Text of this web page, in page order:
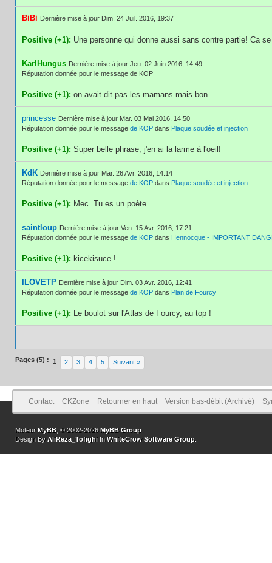
BiBi Dernière mise à jour Dim. 24 Juil. 2016, 19:37
Positive (+1): Une personne qui donne aussi sans contre partie! Ca
KarlHungus Dernière mise à jour Jeu. 02 Juin 2016, 14:49
Réputation donnée pour le message de KOP
Positive (+1): on avait dit pas les mamans mais bon
princesse Dernière mise à jour Mar. 03 Mai 2016, 14:50
Réputation donnée pour le message de KOP dans Plaque soudée et injection
Positive (+1): Super belle phrase, j'en ai la larme à l'oeil!
KdK Dernière mise à jour Mar. 26 Avr. 2016, 14:14
Réputation donnée pour le message de KOP dans Plaque soudée et injection
Positive (+1): Mec. Tu es un poète.
saintloup Dernière mise à jour Ven. 15 Avr. 2016, 17:21
Réputation donnée pour le message de KOP dans Hennocque - IMPORTANT
Positive (+1): kicekisuce !
ILOVETP Dernière mise à jour Dim. 03 Avr. 2016, 12:41
Réputation donnée pour le message de KOP dans Plan de Fourcy
Positive (+1): Le boulot sur l'Atlas de Fourcy, au top !
Pages (5) : 1 2 3 4 5 Suivant »
Contact CKZone Retourner en haut Version bas-débit (Archivé)
Moteur MyBB , © 2002-2026MyBB Group
Design By AliReza_Tofighi In WhiteCrow Software Group